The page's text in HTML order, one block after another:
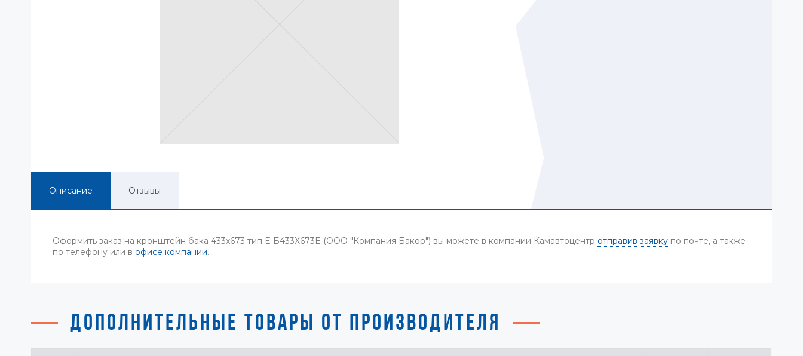
Описание Отзывы
Оформить заказ на кронштейн бака 433х673 тип E Б433Х673E (ООО "Компания Бакор") вы можете в компании Камавтоцентр отправив заявку по почте, а также
по телефону или в офисе компании.
ДОПОЛНИТЕЛЬНЫЕ ТОВАРЫ ОТ ПРОИЗВОДИТЕЛЯ